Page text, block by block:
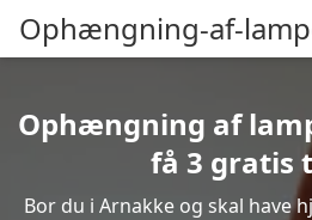
Ophængning-af-
Ophængning af
få 3 gratis
Bor du i Arnakke og skal